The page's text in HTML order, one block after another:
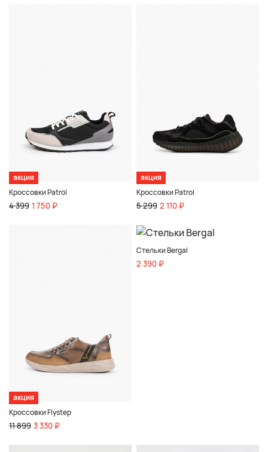
акция
Кроссовки Patrol
4 399 1 750 ₽
акция
Кроссовки Patrol
5 299 2 110 ₽
акция
Кроссовки Flystep
11 899 3 330 ₽
Стельки Bergal
2 390 ₽